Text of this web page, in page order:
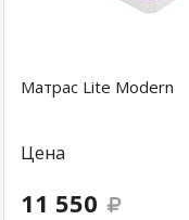
Матрас Lite Modern
Цена
11 550